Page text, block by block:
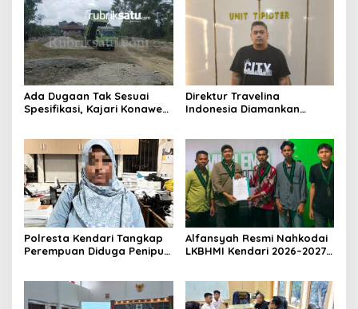
Ada Dugaan Tak Sesuai
Spesifikasi, Kajari Konawe
Dihentikan
Direktur Travelina
Indonesia Diamankan
Umrah Masuk Babak Baru
Polresta Kendari Tangkap
Perempuan Diduga Penipu
Alfansyah Resmi Nahkodai
LKBHMI Kendari 2026–2027,